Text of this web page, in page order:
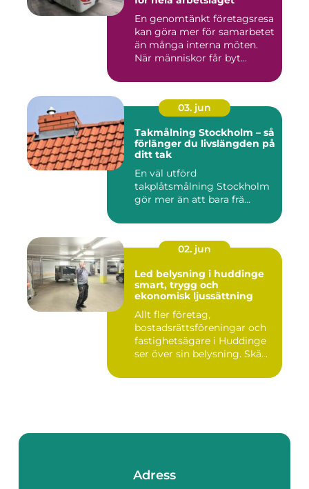
En genomtänkt företagsresa
kan göra mer för samarbetet
än många interna möten.
När människor får byt...
03. jun
Takmålning Stockholm – så
förlänger du livslängden på
ditt tak
En väl utförd
takplåtsmålning Stockholm
gör mer än att bara frä...
02. jun
Led belysning i huddinge
smart, trygg och
ekonomisk ljussättning
Allt fler företag,
bostadsrättsföreningar och
fastighetsägare i Huddinge
ser över sin belysning. Skä...
Adress